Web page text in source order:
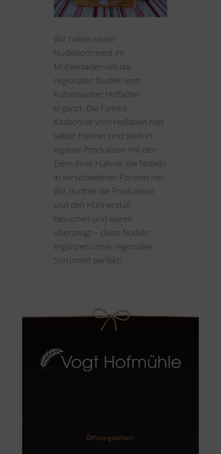
Wir haben unser
Nudelsortiment im
Mühlenladen um die
regionalen Nudeln vom
Fultenbacher Hofladen
ergänzt. Die Familie
Käsbohrer vom Hofladen hält
selbst Hühner und stellt in
eigener Produktion mit den
Eiern ihrer Hühner die Nudeln
in verschiedenen Formen her.
Wir durften die Produktion
und den Hühnerstall
besuchen und waren
überzeugt – diese Nudeln
ergänzen unser regionales
Sortiment perfekt!
Öffnungszeiten: